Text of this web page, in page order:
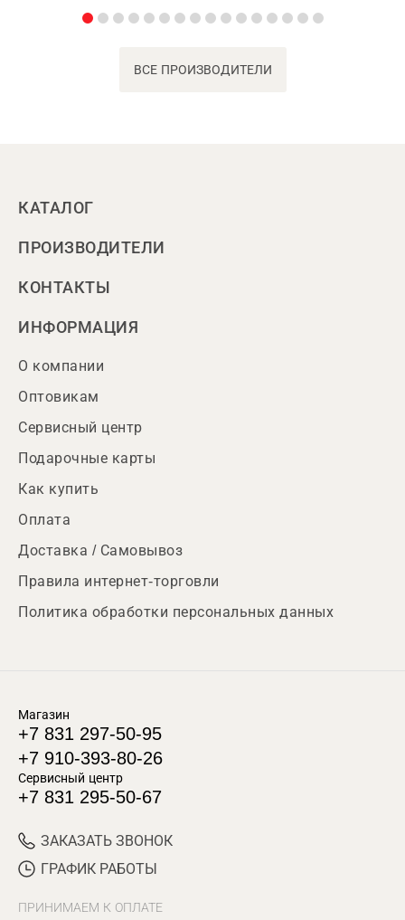
ВСЕ ПРОИЗВОДИТЕЛИ
КАТАЛОГ
ПРОИЗВОДИТЕЛИ
КОНТАКТЫ
ИНФОРМАЦИЯ
О компании
Оптовикам
Сервисный центр
Подарочные карты
Как купить
Оплата
Доставка / Самовывоз
Правила интернет-торговли
Политика обработки персональных данных
Магазин
+7 831 297-50-95
+7 910-393-80-26
Сервисный центр
+7 831 295-50-67
ЗАКАЗАТЬ ЗВОНОК
ГРАФИК РАБОТЫ
ПРИНИМАЕМ К ОПЛАТЕ